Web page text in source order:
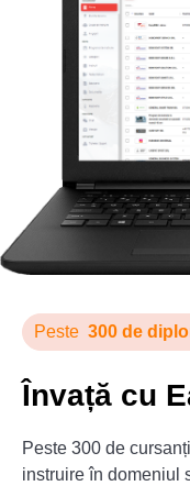
Peste 300 de
Învață cu
Peste 300 de
instruire în domeniul